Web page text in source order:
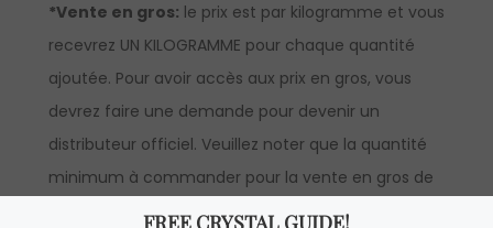
*Vente en gros: le prix est par kilogramme et vous
recevrez UN KILOGRAMME pour chaque quantité
ajoutée. Pour avoir accès aux prix en gros, vous
devrez faire une demande pour devenir un
distributeur officiel. Veuillez noter que la quantité
minimum à commander pour la vente en gros de
cet article est d’un kilogramme.